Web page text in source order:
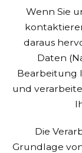
Wenn Sie
daraus
Daten
Bearbeitung
und
Die
Grundlage von